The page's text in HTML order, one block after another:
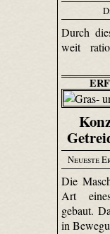
Durch
weit
Neueste
Die
Art
gebaut.
in